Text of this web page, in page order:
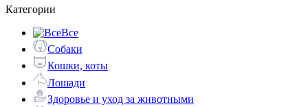
Категории
Все
Собаки
Кошки, коты
Лошади
Здоровье и уход за животными